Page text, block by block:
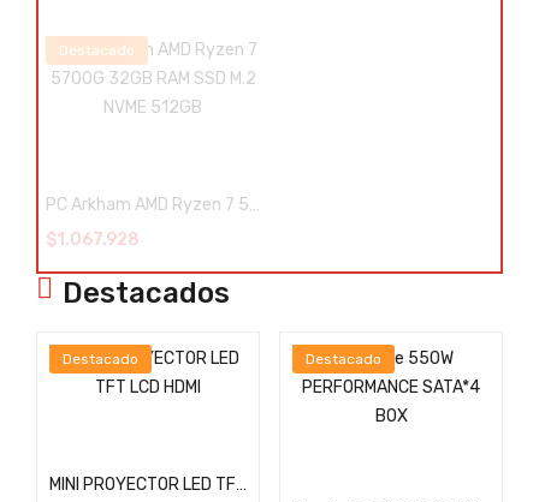
Destacado
PC Arkham AMD Ryzen 7 5700G 32GB RAM SSD M.2 NVME 512GB
$1.067.928
Destacados
Destacado
MINI PROYECTOR LED TFT LCD HDMI
Destacado